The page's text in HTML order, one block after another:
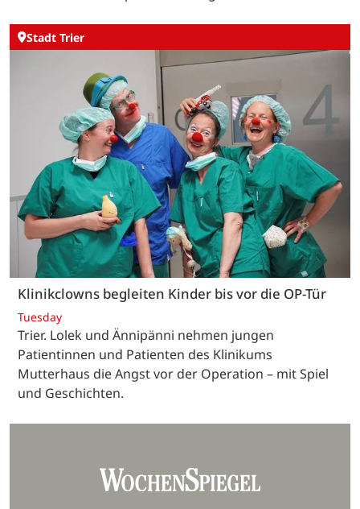
Stadt Trier
Klinikclowns begleiten Kinder bis vor die OP-Tür
Tuesday
Trier. Lolek und Ännipänni nehmen jungen
Patientinnen und Patienten des Klinikums
Mutterhaus die Angst vor der Operation – mit Spiel
und Geschichten.